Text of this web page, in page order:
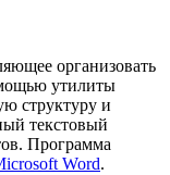
организовать
утилиты
структуру и
текстовый
Программа
Word.